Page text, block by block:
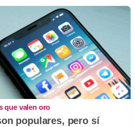
que valen oro
populares, pero sí